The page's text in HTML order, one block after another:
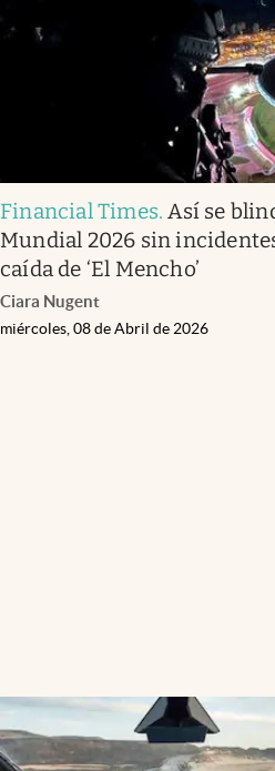
Financial Times.Así se
Mundial 2026 sin
caída de ‘El Mencho’
Ciara Nugent
miércoles, 08 de Abril de 2026